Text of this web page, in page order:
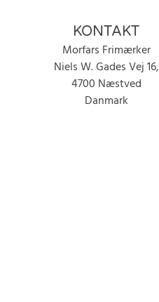
KONTAKT
Morfars Frimærker
Niels W. Gades Vej 16,
4700 Næstved
Danmark